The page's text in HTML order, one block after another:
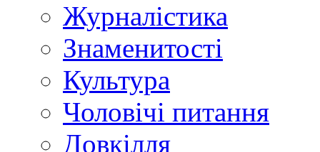
Журналістика
Знаменитості
Культура
Чоловічі питання
Довкілля